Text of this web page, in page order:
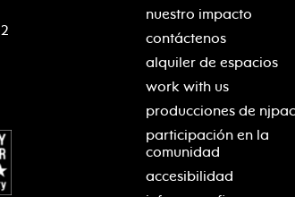
nuestro impacto
contáctenos
alquiler de espacios
work with us
producciones de njpac
participación en la
comunidad
accesibilidad